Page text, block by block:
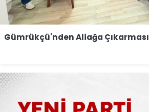
Gümrükçü'nden Aliağa Çıkarması